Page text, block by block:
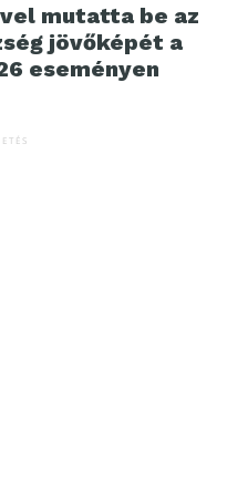
mutatta be az
jövőképét a
eseményen